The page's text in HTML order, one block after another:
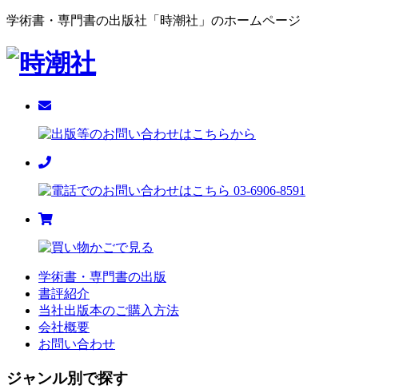
学術書・専門書の出版社「時潮社」のホームページ
学術書・専門書の出版
書評紹介
当社出版本のご購入方法
会社概要
お問い合わせ
ジャンル別で探す